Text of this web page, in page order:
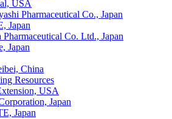
USA
Pharmaceutical Co., Japan
Japan
Co. Ltd., Japan
Japan
China
Resources
USA
Japan
Japan